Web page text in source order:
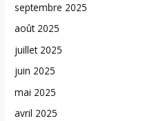
septembre 2025
août 2025
juillet 2025
juin 2025
mai 2025
avril 2025